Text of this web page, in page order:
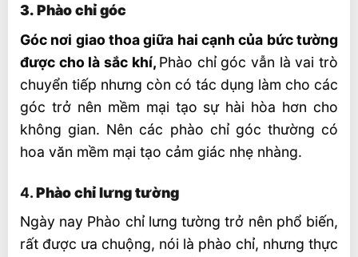
3. Phào chỉ góc
Góc nơi giao thoa giữa hai cạnh của bức tường
được cho là sắc khí, Phào chỉ góc vẫn là vai trò
chuyển tiếp nhưng còn có tác dụng làm cho các
góc trở nên mềm mại tạo sự hài hòa hơn cho
không gian. Nên các phào chỉ góc thường có
hoa văn mềm mại tạo cảm giác nhẹ nhàng.
4.Phào chỉ lưng tường
Ngày nay Phào chỉ lưng tường trở nên phổ biến,
rất được ưa chuộng, nói là phào chỉ, nhưng thực